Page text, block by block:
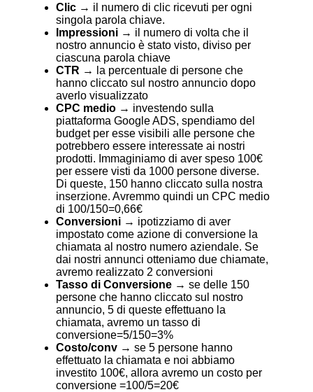
Clic → il numero di clic ricevuti per ogni
singola parola chiave.
Impressioni → il numero di volta che il
nostro annuncio è stato visto, diviso per
ciascuna parola chiave
CTR → la percentuale di persone che
hanno cliccato sul nostro annuncio dopo
averlo visualizzato
CPC medio → investendo sulla
piattaforma Google ADS, spendiamo del
budget per esse visibili alle persone che
potrebbero essere interessate ai nostri
prodotti. Immaginiamo di aver speso 100€
per essere visti da 1000 persone diverse.
Di queste, 150 hanno cliccato sulla nostra
inserzione. Avremmo quindi un CPC medio
di 100/150=0,66€
Conversioni → ipotizziamo di aver
impostato come azione di conversione la
chiamata al nostro numero aziendale. Se
dai nostri annunci otteniamo due chiamate,
avremo realizzato 2 conversioni
Tasso di Conversione → se delle 150
persone che hanno cliccato sul nostro
annuncio, 5 di queste effettuano la
chiamata, avremo un tasso di
conversione=5/150=3%
Costo/conv → se 5 persone hanno
effettuato la chiamata e noi abbiamo
investito 100€, allora avremo un costo per
conversione =100/5=20€